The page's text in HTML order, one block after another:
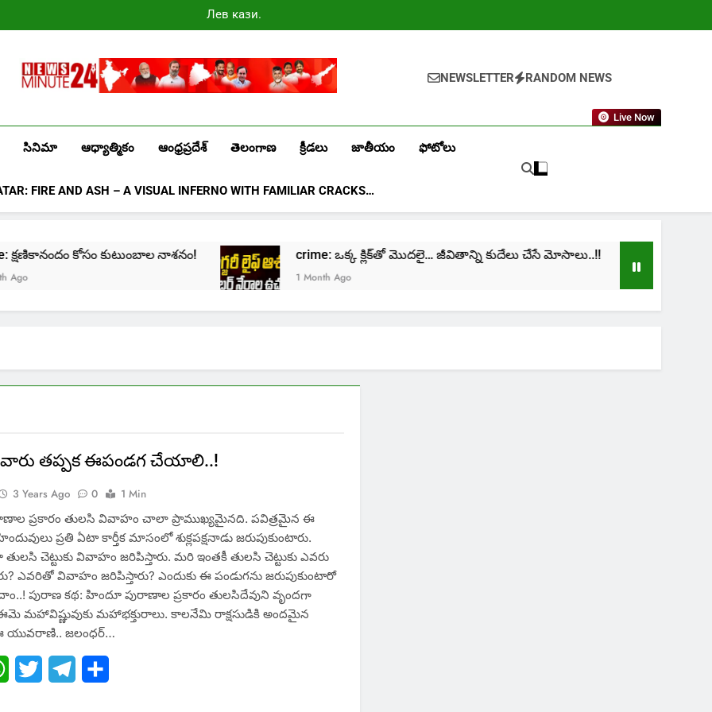
Лев казино
промокоды
Newsminute24
NEWSLETTER RANDOM NEWS
Live Now
సినిమా ఆధ్యాత్మికం ఆంధ్రప్రదేశ్ తెలంగాణ క్రీడలు జాతీయం ఫోటోలు
FIRE AND ASH – A VISUAL INFERNO WITH FAMILIAR CRACKS…
క్షణికానందం కోసం కుటుంబాల నాశనం! crime: ఒక్క క్లిక్‌తో మొదలై… జీవితాన్ని కుదేలు చేసే మోసాలు..!!
1 Month Ago
తప్పక ఈపండగ చేయాలి..!
3 Years Ago 0
1 Min
ప్రకారం తులసి వివాహం చాలా ప్రాముఖ్యమైనది. పవిత్రమైన ఈ
ప్రతి ఏటా కార్తీక మాసంలో శుక్లపక్షనాడు జరుపుకుంటారు.
తులసి చెట్టుకు వివాహం జరిపిస్తారు. మరి ఇంతకీ తులసి చెట్టుకు ఎవరు
ఎవరితో వివాహం జరిపిస్తారు? ఎందుకు ఈ పండుగను జరుపుకుంటారో
పురాణ కథ: హిందూ పురాణాల ప్రకారం తులసిదేవుని వృందగా
ఈమె మహావిష్ణువుకు మహాభక్తురాలు. కాలనేమి రాక్షసుడికి అందమైన
యువరాణి.. జలంధర్…
WhatsApp
Twitter Telegram